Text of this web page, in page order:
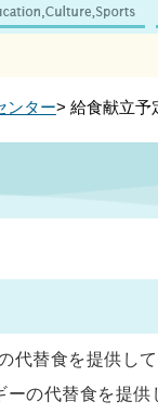
ンター> 給食献立予
代替食を提供して
の代替食を提供